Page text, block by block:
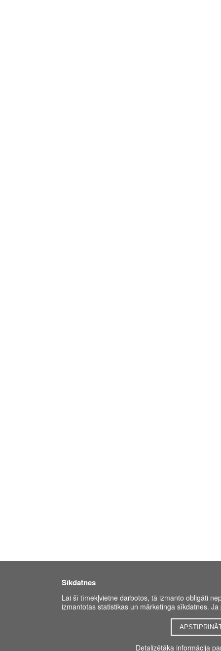
Sīkdatnes
Lai šī tīmekļvietne darbotos, tā izmanto obligāti
izmantotas statistikas un mārketinga sīkdatnes.
Detalizētāka informācija